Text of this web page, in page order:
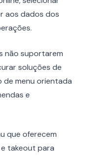
aos dados dos
não suportarem
soluções de
menu orientada
e
que oferecem
takeout para